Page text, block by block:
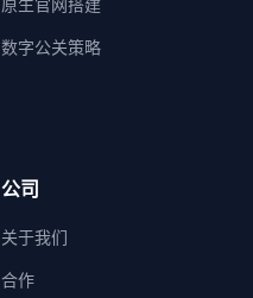
数字公关策略
公司
关于我们
合作